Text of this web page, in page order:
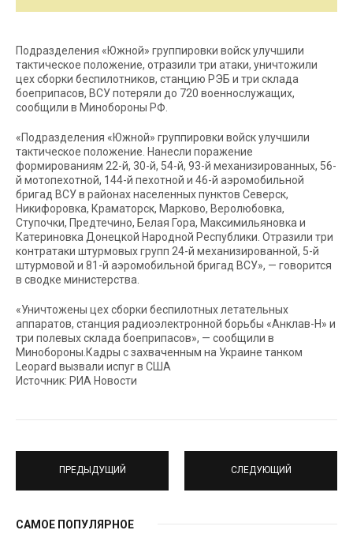
Подразделения «Южной» группировки войск улучшили
тактическое положение, отразили три атаки, уничтожили
цех сборки беспилотников, станцию РЭБ и три склада
боеприпасов, ВСУ потеряли до 720 военнослужащих,
сообщили в Минобороны РФ.
«Подразделения «Южной» группировки войск улучшили
тактическое положение. Нанесли поражение
формированиям 22-й, 30-й, 54-й, 93-й механизированных, 56-
й мотопехотной, 144-й пехотной и 46-й аэромобильной
бригад ВСУ в районах населенных пунктов Северск,
Никифоровка, Краматорск, Марково, Веролюбовка,
Ступочки, Предтечино, Белая Гора, Максимильяновка и
Катериновка Донецкой Народной Республики. Отразили три
контратаки штурмовых групп 24-й механизированной, 5-й
штурмовой и 81-й аэромобильной бригад ВСУ», — говорится
в сводке министерства.
«Уничтожены цех сборки беспилотных летательных
аппаратов, станция радиоэлектронной борьбы «Анклав-Н» и
три полевых склада боеприпасов», — сообщили в
Минобороны.Кадры с захваченным на Украине танком
Leopard вызвали испуг в США
Источник: РИА Новости
ПРЕДЫДУЩИЙ СЛЕДУЮЩИЙ
САМОЕ ПОПУЛЯРНОЕ